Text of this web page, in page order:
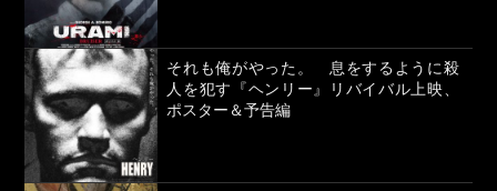
それも俺がやった。 息をするように殺
人を犯す『ヘンリー』リバイバル上映、
ポスター＆予告編